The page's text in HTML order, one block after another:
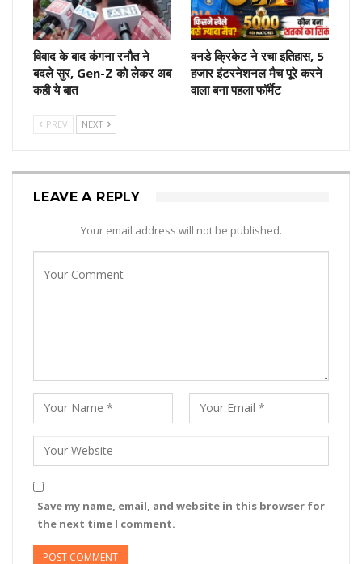
विवाद के बाद कंगना रनौत ने
बदले सुर, Gen-Z को लेकर अब
कही ये बात
वनडे क्रिकेट ने रचा इतिहास, 5
हजार इंटरनेशनल मैच पूरे करने
वाला बना पहला फॉर्मेट
PREV NEXT
LEAVE A REPLY
Your email address will not be published.
Save my name, email, and website in this browser for
the next time I comment.